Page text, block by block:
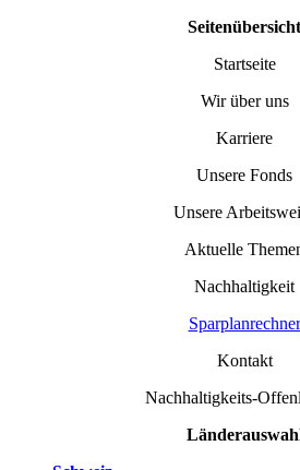
Seitenübersicht
Startseite
Wir über uns
Karriere
Unsere Fonds
Unsere
Aktuelle
Nachhaltigkeit
Sparplanrechner
Kontakt
Nachhaltigkeits-